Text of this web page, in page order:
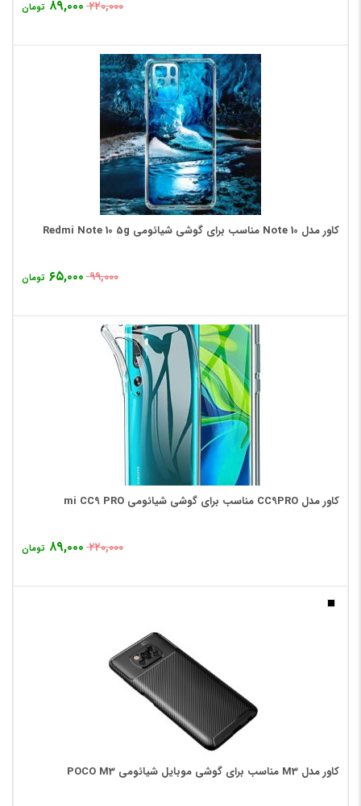
۲۲۰,۰۰۰ ۸۹,۰۰۰ تومان
کاور مدل Note 10 مناسب برای گوشی شیائومی Redmi Note 10 5g
۹۹,۰۰۰ ۶۵,۰۰۰ تومان
کاور مدل CC9PRO مناسب برای گوشی شیائومی mi CC9 PRO
۲۲۰,۰۰۰ ۸۹,۰۰۰ تومان
کاور مدل M3 مناسب برای گوشی موبایل شیائومی POCO M3